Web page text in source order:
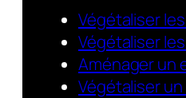
Végétaliser
Végétaliser
Aménager un
Végétaliser